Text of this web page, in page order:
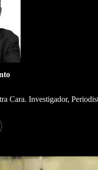
Cara. Investigador,